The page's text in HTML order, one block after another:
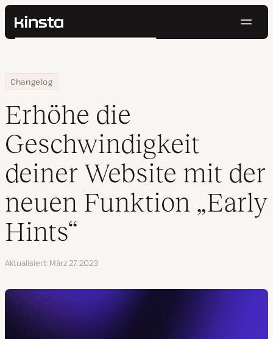
Kinsta®
Preise
Kontakt
Suchen
Home
Changelog
Erhöhe die Geschwindigkeit deiner Website mit der neuen
Erhöhe die
Geschwindigkeit
deiner Website mit der
neuen Funktion „Early
Hints“
Aktualisiert März 27, 2023